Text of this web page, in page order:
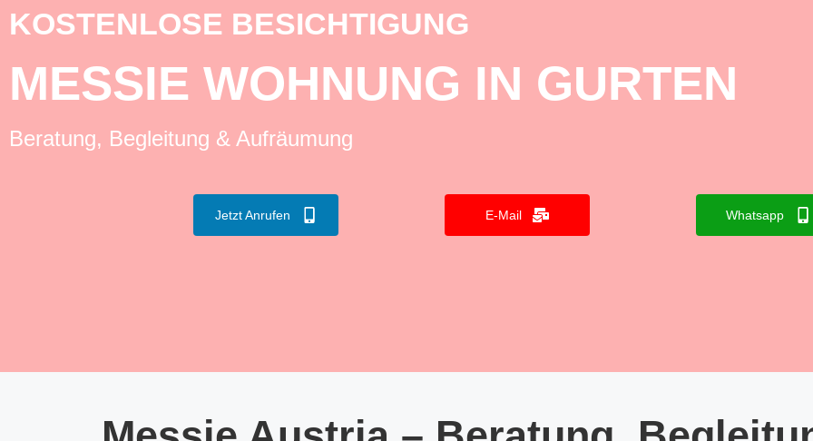
KOSTENLOSE BESICHTIGUNG
MESSIE WOHNUNG IN GURTEN
Beratung, Begleitung & Aufräumung
Jetzt Anrufen E-Mail Whatsapp